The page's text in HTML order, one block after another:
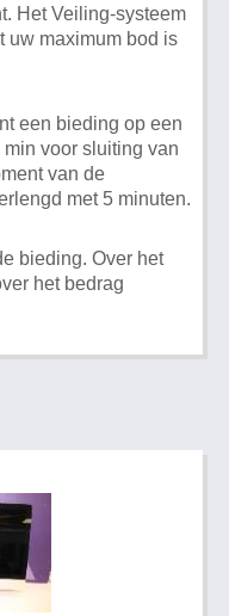
Het Veiling-systeem
uw maximum bod is
een bieding op een
voor sluiting van
van de
met 5 minuten.
bieding. Over het
het bedrag